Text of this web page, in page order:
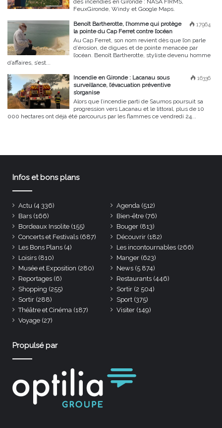
FeuxGironde, Windy et Google Maps.
17964
Benoît Bartherotte, l’homme qui protège
la pointe du Cap Ferret contre l’océan
Au Cap Ferret, son nom revient dès que l’on parle
d’érosion, de digues et de pointe menacée par
l’océan. Benoît Bartherotte, styliste devenu homme
d’affaires, s’est...
16336
Incendie en Gironde : Lacanau sous
surveillance, l’évacuation préventive
s’organise
Alors que l’incendie parti de Saumos poursuit sa
progression vers Lacanau et le littoral, plus de 10
000 hectares ont déjà été parcourus par les flammes ce vendredi 24...
Infos et bons plans
Actu (4 336) Agenda (512)
Bars (166) Bien-être (76)
Bordeaux Insolite (155) Bouger (813)
Concerts et Festivals (687) Découvrir (182)
Les Bons Plans (4) Les incontournables (266)
Loisirs (810) Manger (623)
Musée et Exposition (280) News (5 874)
Reportages (6) Restaurants (446)
Shopping (255) Sortir (2 504)
Sortir (288) Sport (375)
Théâtre et Cinéma (187) Visiter (149)
Voyage (27)
Propulsé par